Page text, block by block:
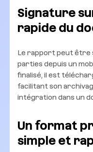
Signature
rapide du
Le rapport peut être
parties depuis un
finalisé, il est
facilitant son
intégration dans un
Un format
simple et